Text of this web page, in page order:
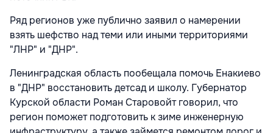
Ряд регионов уже публично заявил о намерении
взять шефство над теми или иными территориями
"ЛНР" и "ДНР".
Ленинградская область пообещала помочь Енакиево
в "ДНР" восстановить детсад и школу. Губернатор
Курской области Роман Старовойт говорил, что
регион поможет подготовить к зиме инженерную